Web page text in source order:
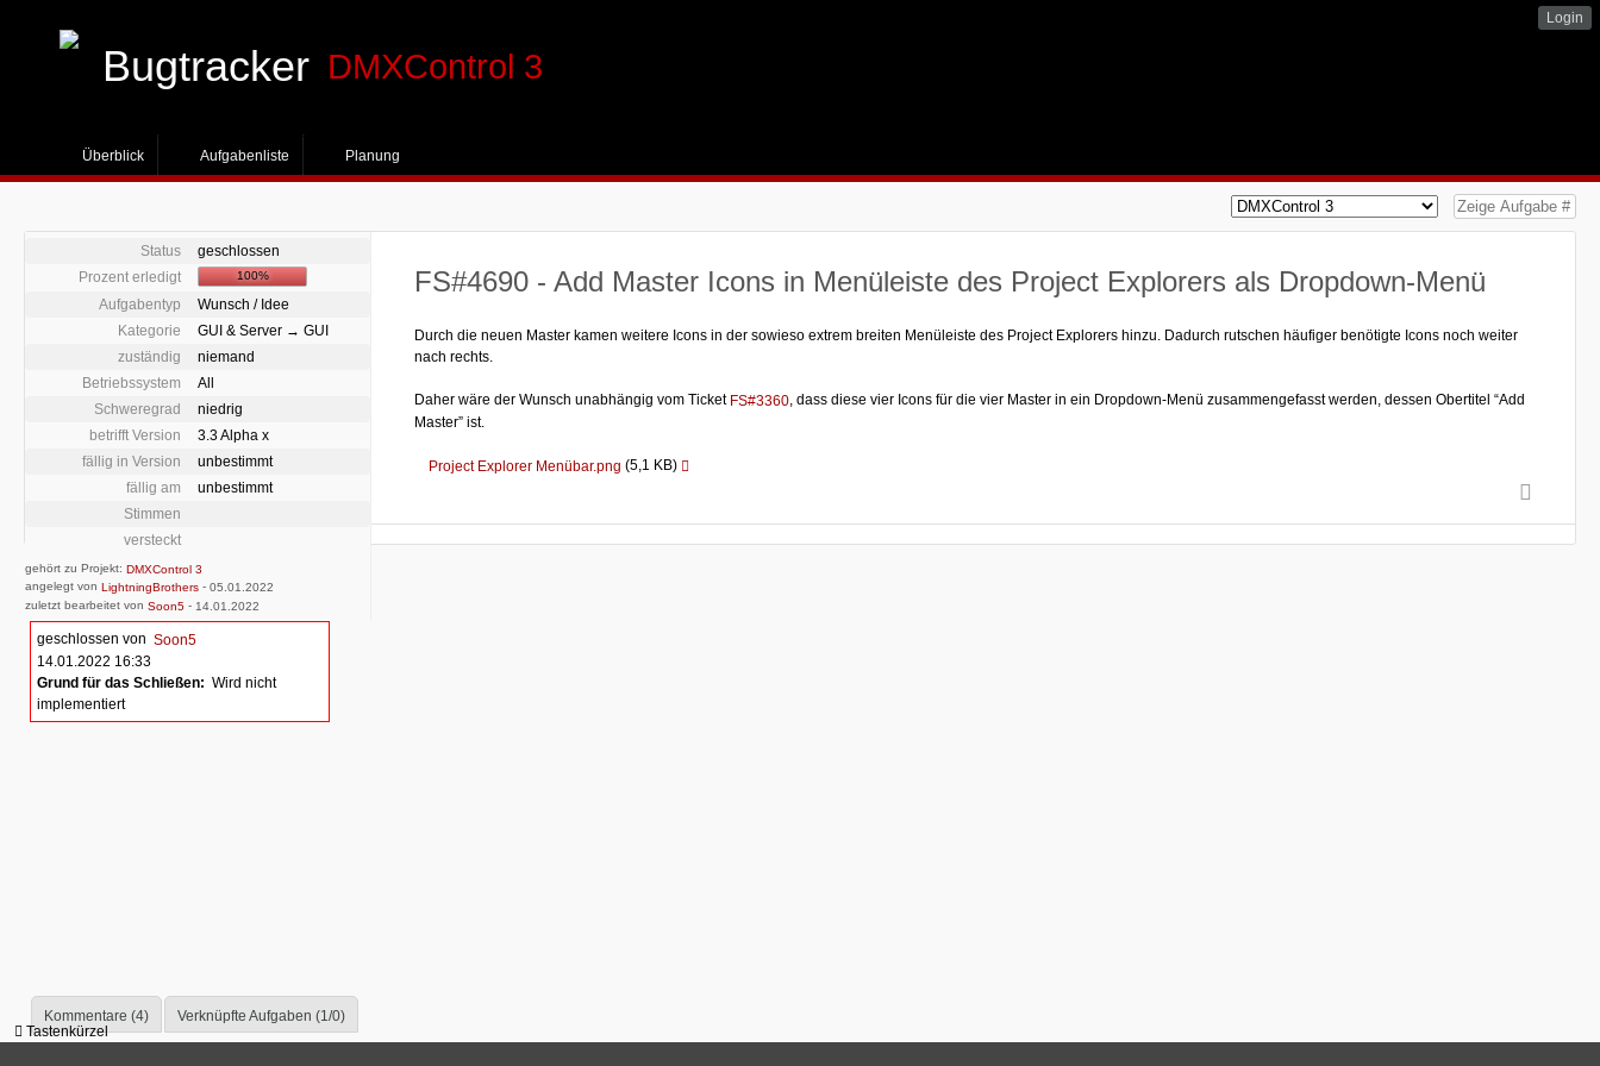
Bugtracker DMXControl 3
Login
Überblick Aufgabenliste Planung
Status
geschlossen
Prozent erledigt
100%
Aufgabentyp
Wunsch / Idee
Kategorie
GUI & Server → GUI
zuständig
niemand
Betriebssystem
All
Schweregrad
niedrig
betrifft Version
3.3 Alpha x
fällig in Version
unbestimmt
fällig am
unbestimmt
Stimmen
versteckt
gehört zu Projekt: DMXControl 3
angelegt von LightningBrothers - 05.01.2022
zuletzt bearbeitet von Soon5 - 14.01.2022
FS#4690 - Add Master Icons in Menüleiste des Project Explorers als Dropdown-Menü
Durch die neuen Master kamen weitere Icons in der sowieso extrem breiten Menüleiste des Project Explorers hinzu. Dadurch rutschen häufiger benötigte Icons noch weiter
nach rechts.
Daher wäre der Wunsch unabhängig vom Ticket FS#3360, dass diese vier Icons für die vier Master in ein Dropdown-Menü zusammengefasst werden, dessen Obertitel “Add
Master” ist.
Project Explorer Menübar.png (5,1 KB)
geschlossen von Soon5
14.01.2022 16:33
Grund für das Schließen: Wird nicht
implementiert
Kommentare (4)
Verknüpfte Aufgaben (1/0)
Tastenkürzel